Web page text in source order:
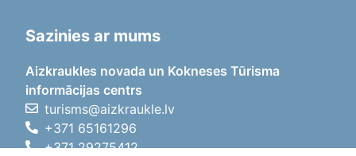
Sazinies ar mums
Aizkraukles novada un Kokneses Tūrisma
informācijas centrs
turisms@aizkraukle.lv
+371 65161296
+371 29275412